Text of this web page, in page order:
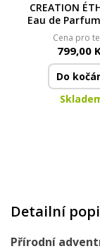
CREATION
Eau de
Cena pro
799,00
Do
Detailní
Přírodní